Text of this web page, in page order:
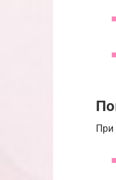
При